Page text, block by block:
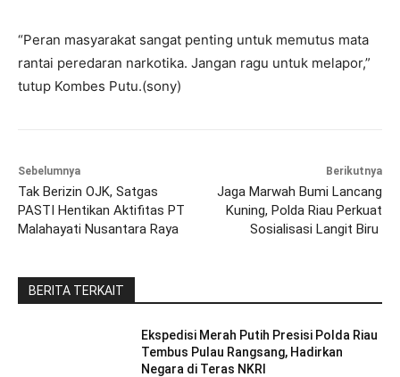
“Peran masyarakat sangat penting untuk memutus mata
rantai peredaran narkotika. Jangan ragu untuk melapor,”
tutup Kombes Putu.(sony)
Sebelumnya
Tak Berizin OJK, Satgas
PASTI Hentikan Aktifitas PT
Malahayati Nusantara Raya
Berikutnya
Jaga Marwah Bumi Lancang
Kuning, Polda Riau Perkuat
Sosialisasi Langit Biru
BERITA TERKAIT
Ekspedisi Merah Putih Presisi Polda Riau
Tembus Pulau Rangsang, Hadirkan
Negara di Teras NKRI